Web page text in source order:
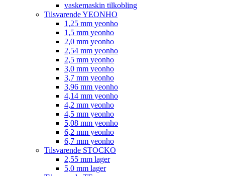
vaskemaskin tilkobling
Tilsvarende YEONHO
1,25 mm yeonho
1,5 mm yeonho
2,0 mm yeonho
2,54 mm yeonho
2,5 mm yeonho
3,0 mm yeonho
3,7 mm yeonho
3,96 mm yeonho
4,14 mm yeonho
4,2 mm yeonho
4,5 mm yeonho
5,08 mm yeonho
6,2 mm yeonho
6,7 mm yeonho
Tilsvarende STOCKO
2,55 mm lager
5,0 mm lager